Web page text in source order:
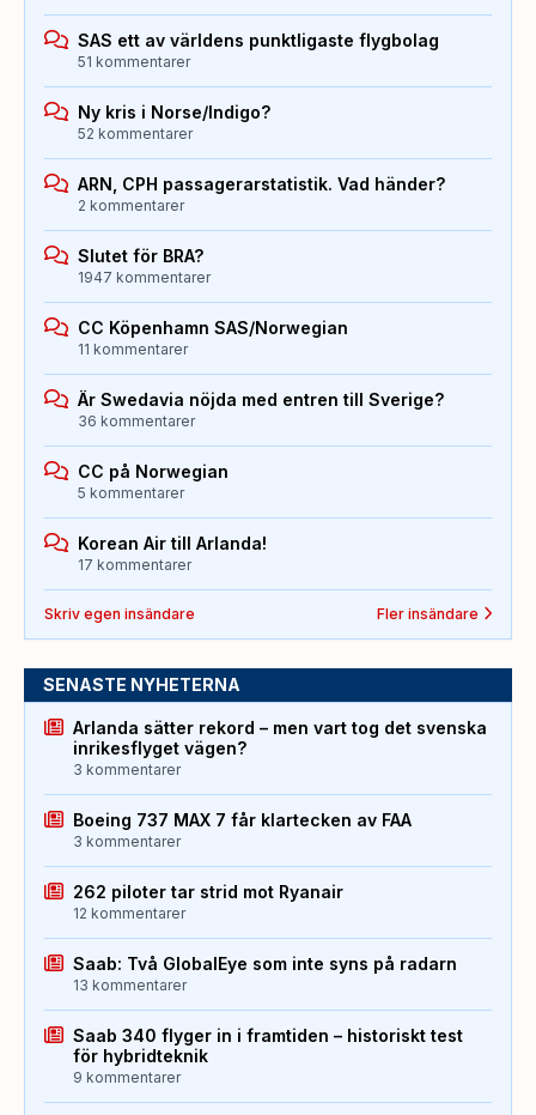
SAS ett av världens punktligaste flygbolag
51 kommentarer
Ny kris i Norse/Indigo?
52 kommentarer
ARN, CPH passagerarstatistik. Vad händer?
2 kommentarer
Slutet för BRA?
1947 kommentarer
CC Köpenhamn SAS/Norwegian
11 kommentarer
Är Swedavia nöjda med entren till Sverige?
36 kommentarer
CC på Norwegian
5 kommentarer
Korean Air till Arlanda!
17 kommentarer
Skriv egen insändare Fler insändare
SENASTE NYHETERNA
Arlanda sätter rekord – men vart tog det svenska
inrikesflyget vägen?
3 kommentarer
Boeing 737 MAX 7 får klartecken av FAA
3 kommentarer
262 piloter tar strid mot Ryanair
12 kommentarer
Saab: Två GlobalEye som inte syns på radarn
13 kommentarer
Saab 340 flyger in i framtiden – historiskt test
för hybridteknik
9 kommentarer